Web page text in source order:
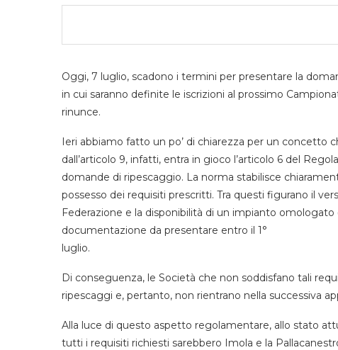
Oggi, 7 luglio, scadono i termini per presentare la
in cui saranno definite le iscrizioni al prossimo
rinunce.
Ieri abbiamo fatto un po’ di chiarezza per un concetto
dall’articolo 9, infatti, entra in gioco l’articolo 6 del
domande di ripescaggio. La norma stabilisce
possesso dei requisiti prescritti. Tra questi figurano il
Federazione e la disponibilità di un impianto
documentazione da presentare entro il 1°
luglio.
Di conseguenza, le Società che non soddisfano tali
ripescaggi e, pertanto, non rientrano nella successiva
Alla luce di questo aspetto regolamentare, allo stato
tutti i requisiti richiesti sarebbero Imola e la